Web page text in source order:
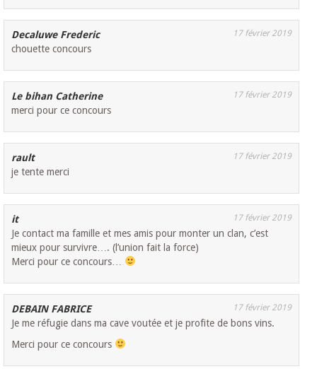
Decaluwe Frederic 17 février 2019
chouette concours
Le bihan Catherine 17 février 2019
merci pour ce concours
rault 17 février 2019
je tente merci
it 17 février 2019
Je contact ma famille et mes amis pour monter un clan, c’est
mieux pour survivre…. (l’union fait la force)
Merci pour ce concours…
DEBAIN FABRICE 17 février 2019
Je me réfugie dans ma cave voutée et je profite de bons vins.
Merci pour ce concours